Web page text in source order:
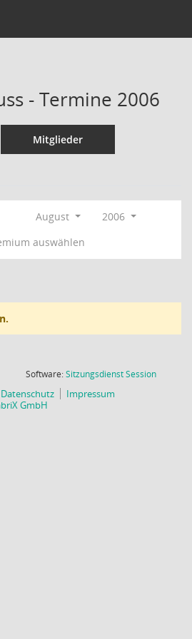
- Termine 2006
Mitglieder
August
2006
auswählen
Software:SitzungsdienstSession(Wird in
Datenschutz
Impressum
GmbH